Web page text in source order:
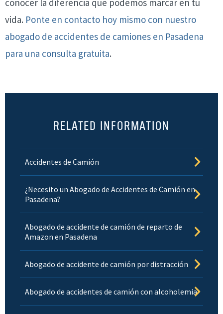
conocer la diferencia que podemos marcar en tu
vida. Ponte en contacto hoy mismo con nuestro
abogado de accidentes de camiones en Pasadena
para una consulta gratuita.
RELATED INFORMATION
Accidentes de Camión
¿Necesito un Abogado de Accidentes de Camión en
Pasadena?
Abogado de accidente de camión de reparto de
Amazon en Pasadena
Abogado de accidente de camión por distracción
Abogado de accidentes de camión con alcoholemia